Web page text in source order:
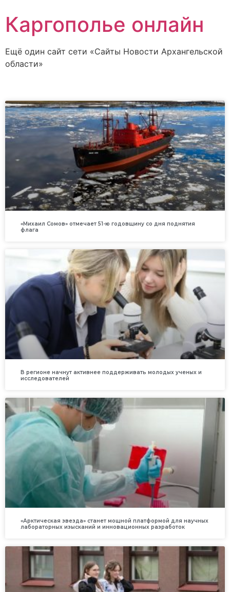
Каргополье онлайн
Ещё один сайт сети «Сайты Новости Архангельской
области»
«Михаил Сомов» отмечает 51-ю годовщину со дня поднятия
флага
В регионе начнут активнее поддерживать молодых ученых и
исследователей
«Арктическая звезда» станет мощной платформой для научных
лабораторных изысканий и инновационных разработок